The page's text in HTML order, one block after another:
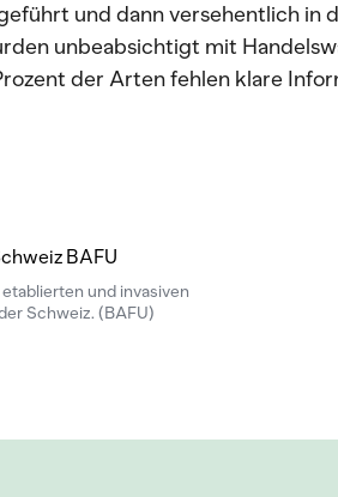
und dann versehentlich in
unbeabsichtigt mit
der Arten fehlen klare
und invasiven
Schweiz. (BAFU)